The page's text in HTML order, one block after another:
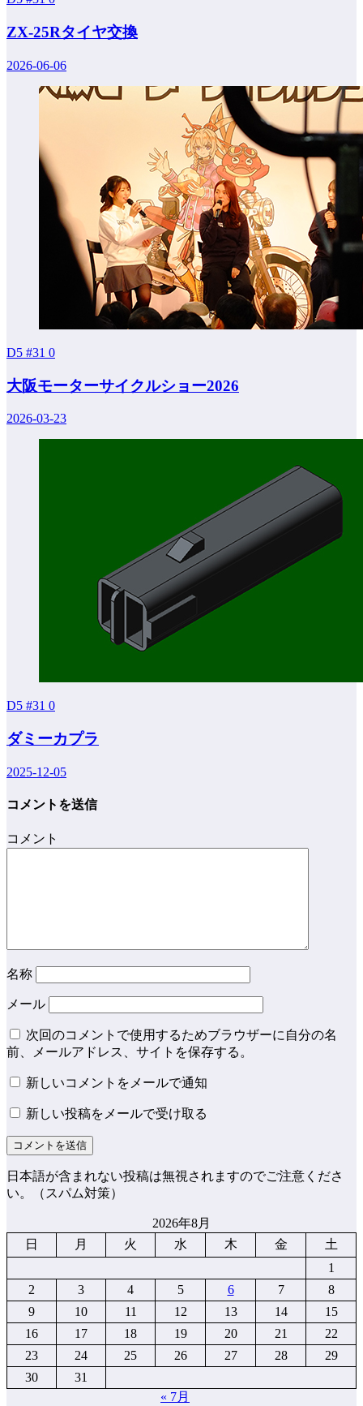
ZX-25Rタイヤ交換
2026-06-06
D5 #31 0
大阪モーターサイクルショー2026
2026-03-23
D5 #31 0
ダミーカプラ
2025-12-05
コメントを送信
コメント
名称
メール
次回のコメントで使用するためブラウザーに自分の名
前、メールアドレス、サイトを保存する。
新しいコメントをメールで通知
新しい投稿をメールで受け取る
日本語が含まれない投稿は無視されますのでご注意くださ
い。（スパム対策）
2026年8月
日
月 火 水 木 金
土
1
2
3 4 5 6 7
8
9
10 11 12 13 14
15
16
17 18 19 20 21
22
23
24 25 26 27 28
29
30
31
« 7月